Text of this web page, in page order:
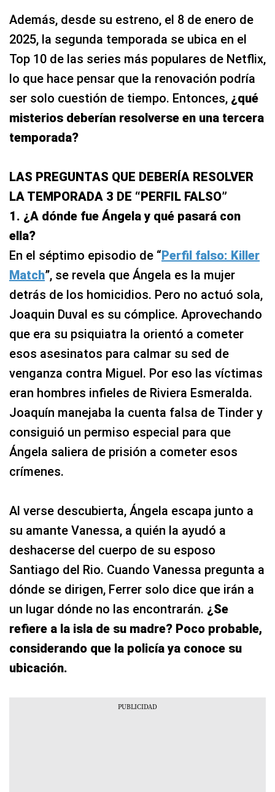
Además, desde su estreno, el 8 de enero de
2025, la segunda temporada se ubica en el
Top 10 de las series más populares de Netflix,
lo que hace pensar que la renovación podría
ser solo cuestión de tiempo. Entonces, ¿qué
misterios deberían resolverse en una tercera
temporada?
LAS PREGUNTAS QUE DEBERÍA RESOLVER
LA TEMPORADA 3 DE “PERFIL FALSO”
1. ¿A dónde fue Ángela y qué pasará con
ella?
En el séptimo episodio de “Perfil falso: Killer
Match”, se revela que Ángela es la mujer
detrás de los homicidios. Pero no actuó sola,
Joaquin Duval es su cómplice. Aprovechando
que era su psiquiatra la orientó a cometer
esos asesinatos para calmar su sed de
venganza contra Miguel. Por eso las víctimas
eran hombres infieles de Riviera Esmeralda.
Joaquín manejaba la cuenta falsa de Tinder y
consiguió un permiso especial para que
Ángela saliera de prisión a cometer esos
crímenes.
Al verse descubierta, Ángela escapa junto a
su amante Vanessa, a quién la ayudó a
deshacerse del cuerpo de su esposo
Santiago del Rio. Cuando Vanessa pregunta a
dónde se dirigen, Ferrer solo dice que irán a
un lugar dónde no las encontrarán. ¿Se
refiere a la isla de su madre? Poco probable,
considerando que la policía ya conoce su
ubicación.